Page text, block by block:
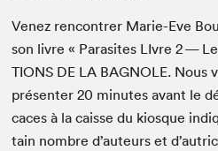
Venez ren­con­tr­er Marie-Eve
son livre « Par­a­sites LIvre2—
TIONS DE LA BAG­NOLE. Nous
présen­ter20 min­utes avant le
caces à la caisse du kiosque
tain nom­bre d’auteurs et